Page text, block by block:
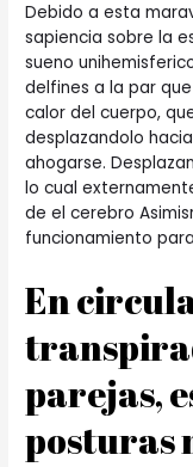
Debido a esta
sapiencia sobre la
sueno
delfines a la par
calor del cuerpo,
desplazandolo
ahogarse.
lo cual
de el cerebro
funcionamiento
En
parejas,
posturas